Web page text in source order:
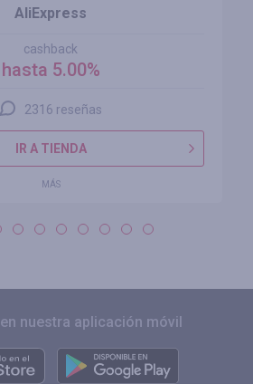
AliExpress
cashback
hasta 5.00%
2316 reseñas
IR A TIENDA
MÁS
en nuestra aplicación móvil